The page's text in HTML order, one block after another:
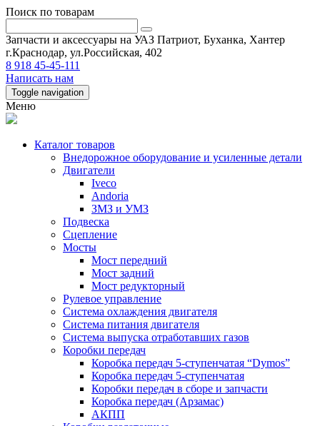
Поиск по товарам
Запчасти и аксессуары на УАЗ Патриот, Буханка, Хантер
г.Краснодар, ул.Российская, 402
8 918 45-45-111
Написать нам
Toggle navigation
Меню
Каталог товаров
Внедорожное оборудование и усиленные детали
Двигатели
Iveco
Andoria
ЗМЗ и УМЗ
Подвеска
Сцепление
Мосты
Мост передний
Мост задний
Мост редукторный
Рулевое управление
Система охлаждения двигателя
Система питания двигателя
Система выпуска отработавших газов
Коробки передач
Коробка передач 5-ступенчатая “Dymos”
Коробка передач 5-ступенчатая
Коробки передач в сборе и запчасти
Коробка передач (Арзамас)
АКПП